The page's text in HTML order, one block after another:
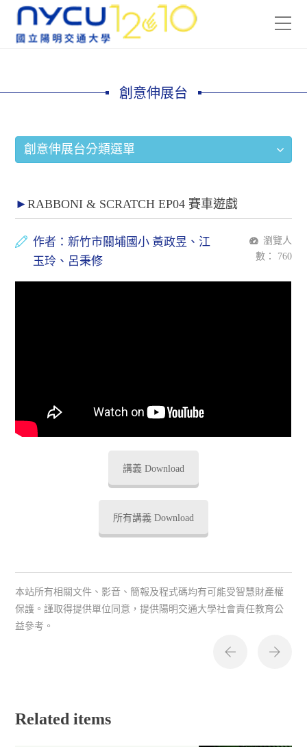
創意伸展台
創意伸展台分類選單
RABBONI & SCRATCH EP04 賽車遊戲
作者：新竹市關埔國小 黃政昱、江
玉玲、呂秉修
瀏覽人
數： 760
講義 Download
所有講義 Download
本站所有相關文件、影音、簡報及程式碼均有可能受智慧財產權
保護。謹取得提供單位同意，提供陽明交通大學社會責任教育公
益參考。
Related items